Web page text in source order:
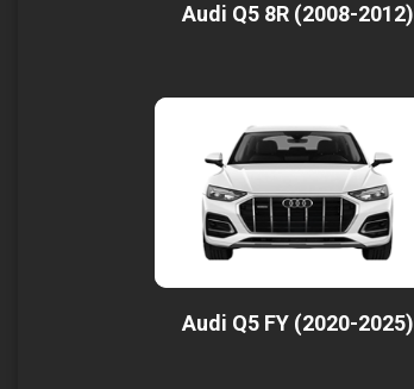
Audi Q5 8R (2008-2012)
Audi Q5 FY (2020-2025)